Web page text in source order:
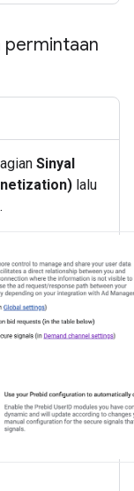
permintaan
Sinyal
lalu
.